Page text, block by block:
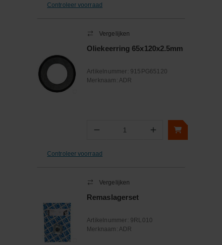
Controleer voorraad
Vergelijken
Oliekeerring 65x120x2.5mm
Artikelnummer: 915PG65120
Merknaam: ADR
− Aantal +
Controleer voorraad
Vergelijken
Remaslagerset
Artikelnummer: 9RL010
Merknaam: ADR